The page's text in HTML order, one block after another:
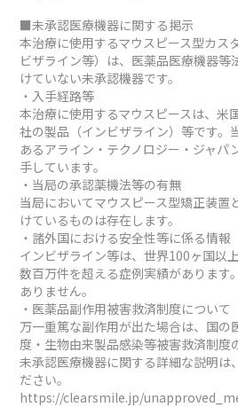
■未承認医療機器に関する掲示
本治療に使用するマウスピース型カス
ビザライン等）は、医薬品医療機器等
けていない未承認機器です。
・入手経路等
本治療に使用するマウスピースは、米
社の製品（インビザライン）等です。
あるアライン・テクノロジー・ジャパ
手しています。
・当局の承認薬機法等の有無
当局においてマウスピース型矯正装置
けているものは存在します。
・諸外国における安全性等に係る情報
インビザライン等は、世界100ヶ国以
数百万件を超える症例実績があります
ありません。
・医薬品副作用被害救済制度について
万一重篤な副作用が出た場合は、国の
度・生物由来製品感染等被害救済制度
未承認医療機器に関する詳細な説明は
ださい。
https://clearsmile.jp/